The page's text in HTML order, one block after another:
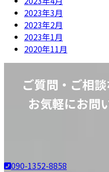
2023年3月
2023年2月
2023年1月
2020年11月
ご質問・ご相
お気軽にお問
090-1352-8858